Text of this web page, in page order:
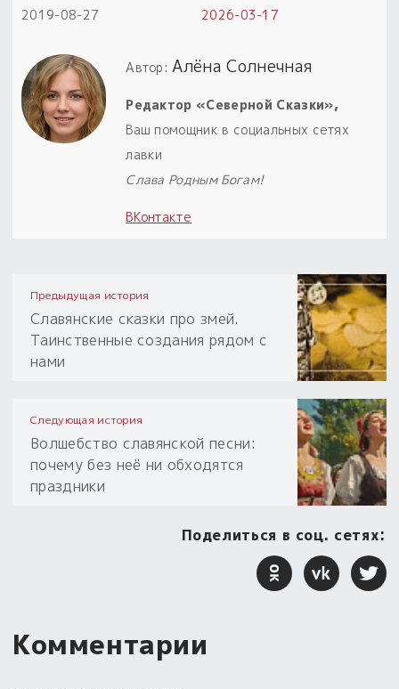
2019-08-27
2026-03-17
Автор:Алёна Солнечная
Редактор «Северной Сказки»,
Ваш помощник в социальных сетях
лавки
Слава Родным Богам!
ВКонтакте
Предыдущая история
Славянские сказки про змей.
Таинственные создания рядом с
нами
Следующая история
Волшебство славянской песни:
почему без неё ни обходятся
праздники
Поделиться в соц. сетях:
Комментарии